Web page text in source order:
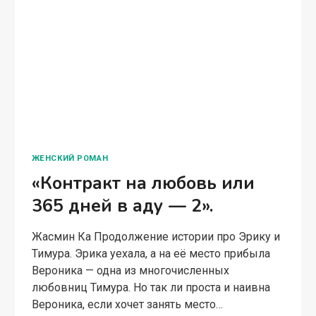
ЖЕНСКИЙ РОМАН
«Контракт на любовь или
365 дней в аду — 2».
Жасмин Ка Продолжение истории про Эрику и
Тимура. Эрика уехала, а на её место прибыла
Вероника — одна из многочисленных
любовниц Тимура. Но так ли проста и наивна
Вероника, если хочет занять место…